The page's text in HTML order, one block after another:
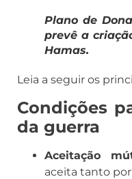
Plano de
prevê a
Hamas.
Leia a seguir os
Condições
da guerra
Aceitação
aceita tanto